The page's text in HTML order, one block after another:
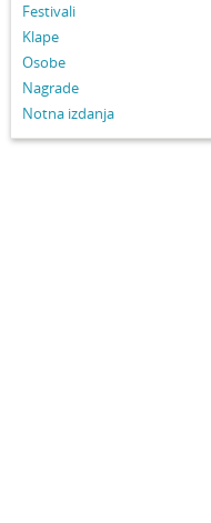
Festivali
Klape
Osobe
Nagrade
Notna izdanja